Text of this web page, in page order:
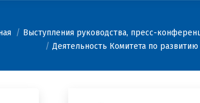
В
В
Выступления руководства, пресс-
Деятельность Комитета по